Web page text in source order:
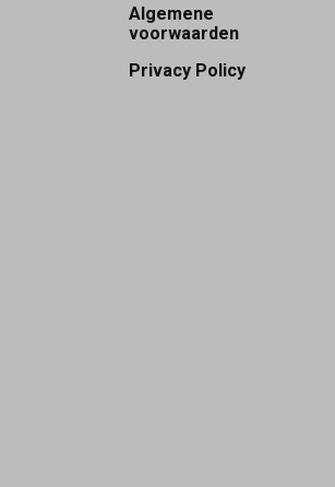
Footer
Algemene
voorwaarden
Privacy Policy